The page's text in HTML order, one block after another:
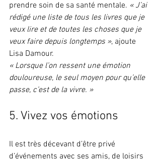
prendre soin de sa santé mentale. « J’ai
rédigé une liste de tous les livres que je
veux lire et de toutes les choses que je
veux faire depuis longtemps », ajoute
Lisa Damour.
« Lorsque l’on ressent une émotion
douloureuse, le seul moyen pour qu’elle
passe, c’est de la vivre. »
5. Vivez vos émotions
Il est très décevant d’être privé
d’événements avec ses amis, de loisirs